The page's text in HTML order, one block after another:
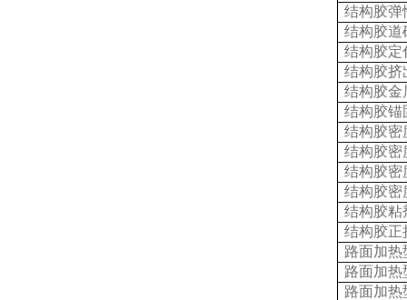
结构胶弹
结构胶道
结构胶定
结构胶挤
结构胶金
结构胶锚
结构胶密
结构胶密
结构胶密
结构胶密
结构胶粘
结构胶正
路面加热
路面加热
路面加热